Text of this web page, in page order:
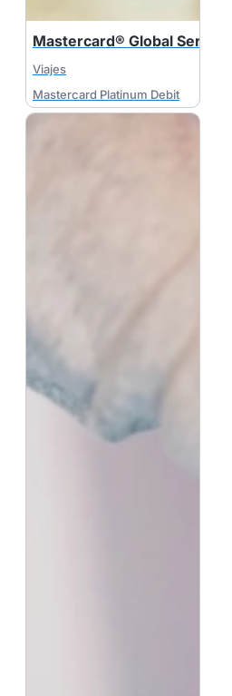
Mastercard® Global
Viajes
Mastercard Platinum Debit